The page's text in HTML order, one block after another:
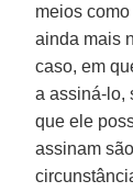
meios
ainda mais
caso, em
a assiná-lo,
que ele
assinam